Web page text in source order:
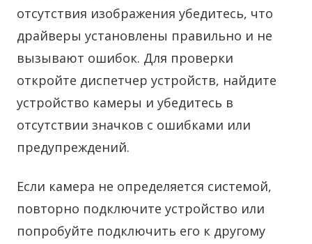
отсутствия изображения убедитесь, что
драйверы установлены правильно и не
вызывают ошибок. Для проверки
откройте диспетчер устройств, найдите
устройство камеры и убедитесь в
отсутствии значков с ошибками или
предупреждений.
Если камера не определяется системой,
повторно подключите устройство или
попробуйте подключить его к другому